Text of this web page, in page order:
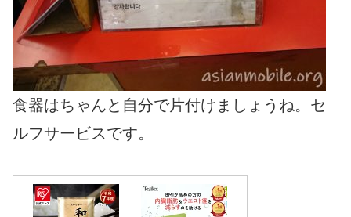
食器はちゃんと自分で片付けましょうね。セ
ルフサービスです。